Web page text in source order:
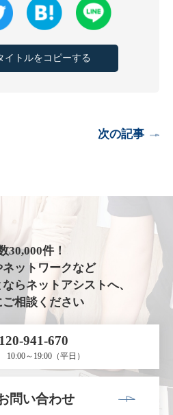
イトルをコピーする
次の記事
30,000件！
ットワークなど
らネットアシストへ、
相談ください
941-670
10:00～19:00（平日）
問い合わせ